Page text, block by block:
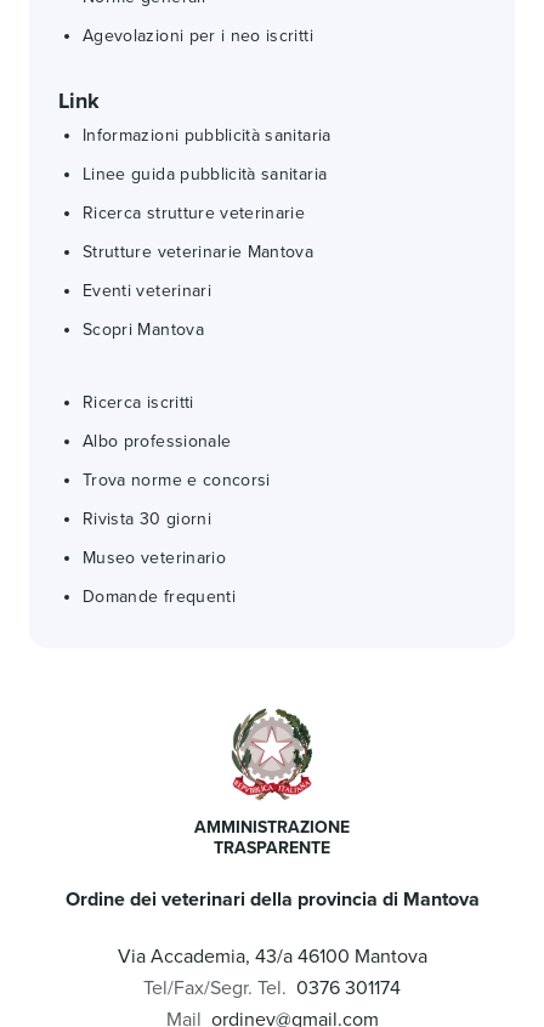
Agevolazioni per i neo iscritti
Link
Informazioni pubblicità sanitaria
Linee guida pubblicità sanitaria
Ricerca strutture veterinarie
Strutture veterinarie Mantova
Eventi veterinari
Scopri Mantova
Ricerca iscritti
Albo professionale
Trova norme e concorsi
Rivista 30 giorni
Museo veterinario
Domande frequenti
AMMINISTRAZIONE
TRASPARENTE
Ordine dei veterinari della provincia di Mantova
Via Accademia, 43/a 46100 Mantova
Tel/Fax/Segr. Tel. 0376 301174
Mail ordinev@gmail.com